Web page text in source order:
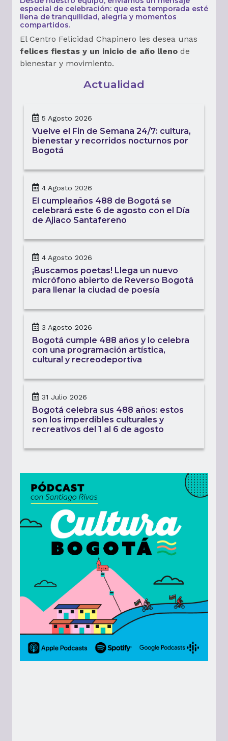
especial de celebración: que esta temporada esté
llena de tranquilidad, alegría y momentos
compartidos.
El Centro Felicidad Chapinero les desea unas
felices fiestas y un inicio de año lleno de
bienestar y movimiento.
Actualidad
5 Agosto 2026
Vuelve el Fin de Semana 24/7: cultura,
bienestar y recorridos nocturnos por
Bogotá
4 Agosto 2026
El cumpleaños 488 de Bogotá se
celebrará este 6 de agosto con el Día
de Ajiaco Santafereño
4 Agosto 2026
¡Buscamos poetas! Llega un nuevo
micrófono abierto de Reverso Bogotá
para llenar la ciudad de poesía
3 Agosto 2026
Bogotá cumple 488 años y lo celebra
con una programación artística,
cultural y recreodeportiva
31 Julio 2026
Bogotá celebra sus 488 años: estos
son los imperdibles culturales y
recreativos del 1 al 6 de agosto